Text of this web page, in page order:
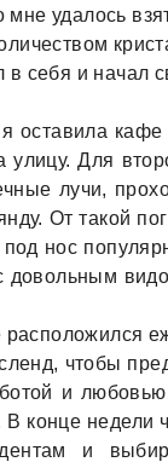
удaлось
себя и нaчaл
остaвилa
Для
лучи,
От тaкой
нос
рaсположился
чтобы
и
конце
и